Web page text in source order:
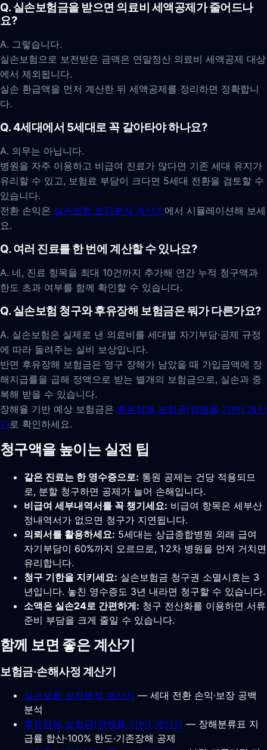
Q. 실손보험금을 받으면 의료비 세액공제가 줄어드나
요?
A. 그렇습니다.
실손보험으로 보전받은 금액은 연말정산 의료비 세액공제 대상
에서 제외됩니다.
실손 환급액을 먼저 계산한 뒤 세액공제를 정리하면 정확합니
다.
Q. 4세대에서 5세대로 꼭 갈아타야 하나요?
A. 의무는 아닙니다.
병원을 자주 이용하고 비급여 진료가 많다면 기존 세대 유지가
유리할 수 있고, 보험료 부담이 크다면 5세대 전환을 검토할 수
있습니다.
전환 손익은 실손보험 보장분석 계산기에서 시뮬레이션해 보세
요.
Q. 여러 진료를 한 번에 계산할 수 있나요?
A. 네, 진료 항목을 최대 10건까지 추가해 연간 누적 청구액과
한도 초과 여부를 함께 확인할 수 있습니다.
Q. 실손보험 청구와 후유장해 보험금은 뭐가 다른가요?
A. 실손보험은 실제로 낸 의료비를 세대별 자기부담·공제 규정
에 따라 돌려주는 실비 보상입니다.
반면 후유장해 보험금은 영구 장해가 남았을 때 가입금액에 장
해지급률을 곱해 정액으로 받는 별개의 보험금으로, 실손과 중
복해 받을 수 있습니다.
장해율 기반 예상 보험금은 후유장해 보험금(장해율 기반) 계산
기로 확인하세요.
청구액을 높이는 실전 팁
같은 진료는 한 영수증으로: 통원 공제는 건당 적용되므
로, 분할 청구하면 공제가 늘어 손해입니다.
비급여 세부내역서를 꼭 챙기세요: 비급여 항목은 세부산
정내역서가 없으면 청구가 지연됩니다.
의뢰서를 활용하세요: 5세대는 상급종합병원 외래 급여
자기부담이 60%까지 오르므로, 1·2차 병원을 먼저 거치면
유리합니다.
청구 기한을 지키세요: 실손보험금 청구권 소멸시효는 3
년입니다. 놓친 영수증도 3년 내라면 청구할 수 있습니다.
소액은 실손24로 간편하게: 청구 전산화를 이용하면 서류
준비 부담을 크게 줄일 수 있습니다.
함께 보면 좋은 계산기
보험금·손해사정 계산기
실손보험 보장분석 계산기 — 세대 전환 손익·보장 공백
분석
후유장해 보험금(장해율 기반) 계산기 — 장해분류표 지
급률 합산·100% 한도·기존장해 공제